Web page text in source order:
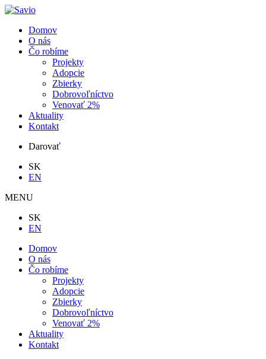
Domov
O nás
Čo robíme
Projekty
Adopcie
Zbierky
Dobrovoľníctvo
Venovať 2%
Aktuality
Kontakt
Darovať
SK
EN
MENU
SK
EN
Domov
O nás
Čo robíme
Projekty
Adopcie
Zbierky
Dobrovoľníctvo
Venovať 2%
Aktuality
Kontakt